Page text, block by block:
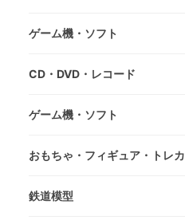
ゲーム機・ソフト
CD・DVD・レコード
ゲーム機・ソフト
おもちゃ・フィギュア・トレカ
鉄道模型